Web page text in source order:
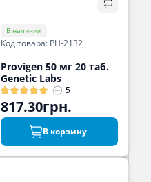
В наличии
Код товара: PH-2132
Provigen 50 мг 20 таб.
Genetic Labs
5
817.30грн.
В корзину